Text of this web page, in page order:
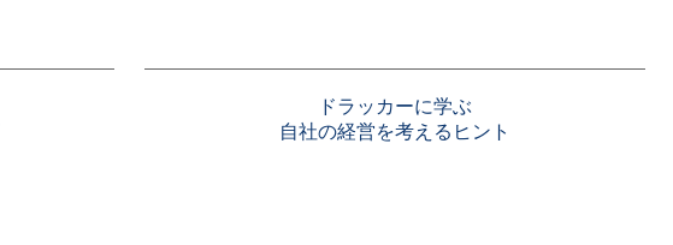
ドラッカーに学ぶ
自社の経営を考えるヒント